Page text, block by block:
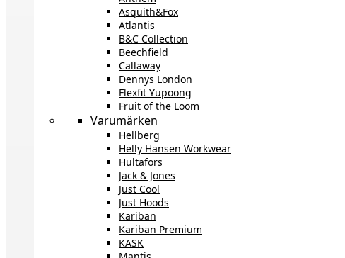
Asquith&Fox
Atlantis
B&C Collection
Beechfield
Callaway
Dennys London
Flexfit Yupoong
Fruit of the Loom
Varumärken
Hellberg
Helly Hansen Workwear
Hultafors
Jack & Jones
Just Cool
Just Hoods
Kariban
Kariban Premium
KASK